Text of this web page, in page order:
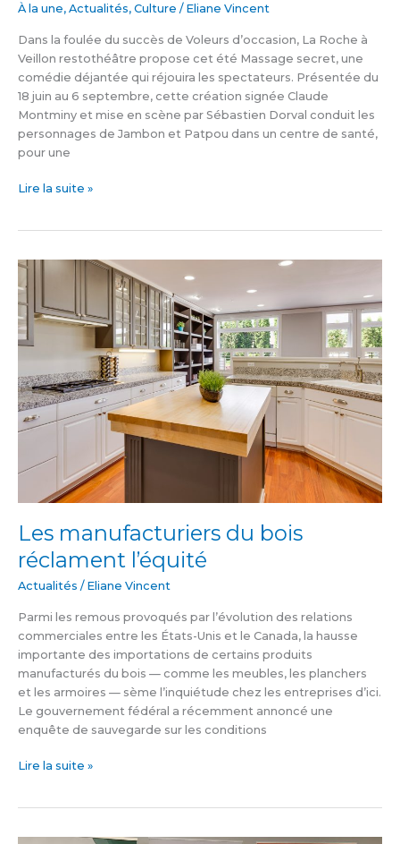
À la une, Actualités, Culture / Eliane Vincent
Dans la foulée du succès de Voleurs d’occasion, La Roche à
Veillon restothéâtre propose cet été Massage secret, une
comédie déjantée qui réjouira les spectateurs. Présentée du
18 juin au 6 septembre, cette création signée Claude
Montminy et mise en scène par Sébastien Dorval conduit les
personnages de Jambon et Patpou dans un centre de santé,
pour une
Lire la suite »
Les manufacturiers du bois
réclament l’équité
Actualités / Eliane Vincent
Parmi les remous provoqués par l’évolution des relations
commerciales entre les États-Unis et le Canada, la hausse
importante des importations de certains produits
manufacturés du bois — comme les meubles, les planchers
et les armoires — sème l’inquiétude chez les entreprises d’ici.
Le gouvernement fédéral a récemment annoncé une
enquête de sauvegarde sur les conditions
Les
manufacturiers
du
bois
réclament
Lire la suite »